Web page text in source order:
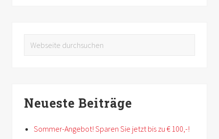
Neueste Beiträge
Sommer-Angebot! Sparen Sie jetzt bis zu € 100,-!